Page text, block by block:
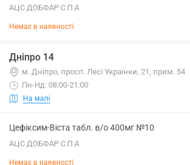
АЦС ДОБФАР С.П.А
Немає в наявності
Дніпро 14
м. Дніпро, просп. Лесі Українки, 21, прим. 54
Пн-Нд: 08:00-21:00
На мапі
Цефіксим-Віста табл. в/о 400мг №10
АЦС ДОБФАР С.П.А
Немає в наявності